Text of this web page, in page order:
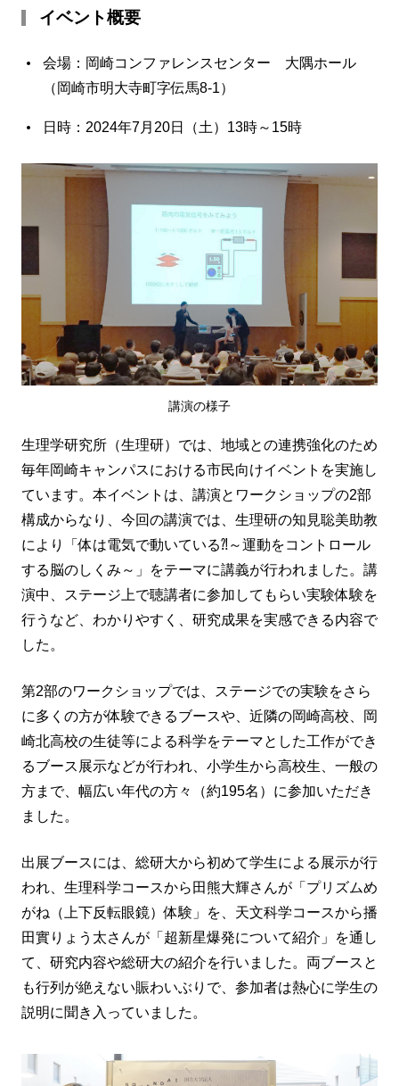
イベント概要
会場：岡崎コンファレンスセンター 大隅ホール
（岡崎市明大寺町字伝馬8-1）
日時：2024年7月20日（土）13時～15時
講演の様子
生理学研究所（生理研）では、地域との連携強化のため
毎年岡崎キャンパスにおける市民向けイベントを実施し
ています。本イベントは、講演とワークショップの2部
構成からなり、今回の講演では、生理研の知見聡美助教
により「体は電気で動いている⁈～運動をコントロール
する脳のしくみ～」をテーマに講義が行われました。講
演中、ステージ上で聴講者に参加してもらい実験体験を
行うなど、わかりやすく、研究成果を実感できる内容で
した。
第2部のワークショップでは、ステージでの実験をさら
に多くの方が体験できるブースや、近隣の岡崎高校、岡
崎北高校の生徒等による科学をテーマとした工作ができ
るブース展示などが行われ、小学生から高校生、一般の
方まで、幅広い年代の方々（約195名）に参加いただき
ました。
出展ブースには、総研大から初めて学生による展示が行
われ、生理科学コースから田熊大輝さんが「プリズムめ
がね（上下反転眼鏡）体験」を、天文科学コースから播
田實りょう太さんが「超新星爆発について紹介」を通し
て、研究内容や総研大の紹介を行いました。両ブースと
も行列が絶えない賑わいぶりで、参加者は熱心に学生の
説明に聞き入っていました。